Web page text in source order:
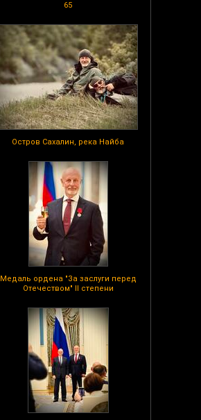
65
Остров Сахалин, река Найба
Медаль ордена "За заслуги перед
Отечеством" II степени